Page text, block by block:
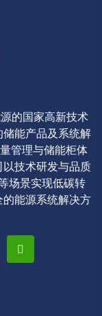
的国家高新技术
能产品及系统解
管理与储能柜体
技术研发与品质
场景实现低碳转
能源系统解决方